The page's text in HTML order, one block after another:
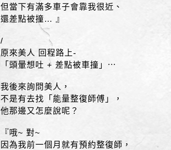
但當下有滿多車子會靠我很近、
還差點被撞… 』
/
原來美人 回程路上-
「頭暈想吐 + 差點被車撞」⋯
我後來詢問美人，
不是有去找「能量整復師傅」，
他那邊又怎麼說呢？
『哦~ 對~
因為我前一個月就有預約整復師，